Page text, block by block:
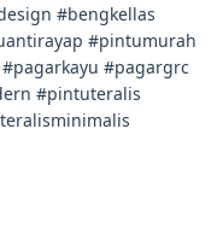
#bengkellas
#pintumurah
#pagargrc
#pintuteralis